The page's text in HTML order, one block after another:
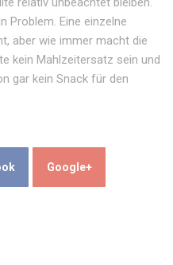
Problem. Eine einzelne
aber wie immer macht die
kein Mahlzeitersatz sein und
gar kein Snack für den
Google+